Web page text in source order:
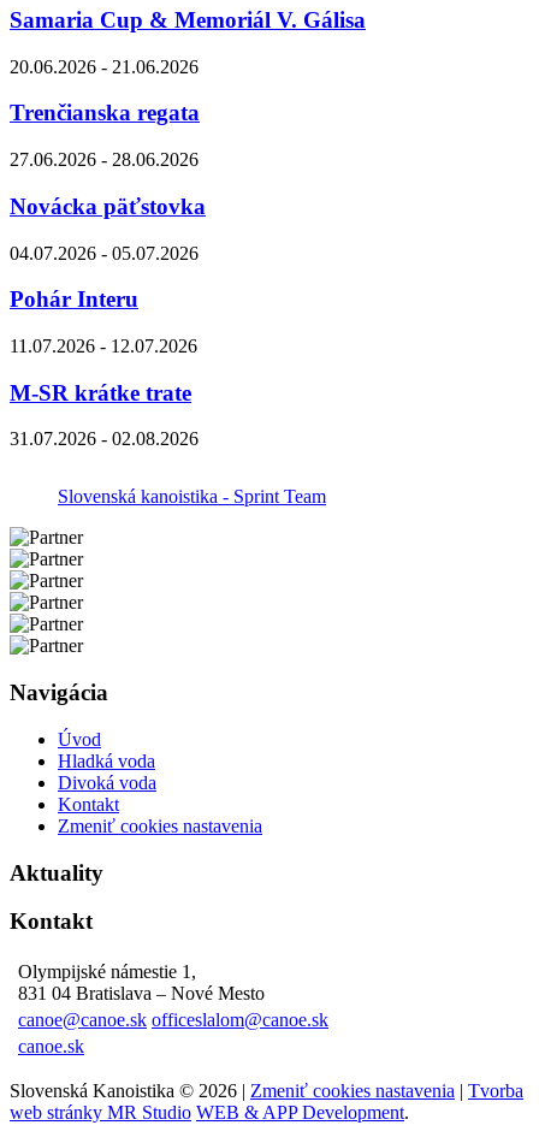
Samaria Cup & Memoriál V. Gálisa
20.06.2026 - 21.06.2026
Trenčianska regata
27.06.2026 - 28.06.2026
Novácka päťstovka
04.07.2026 - 05.07.2026
Pohár Interu
11.07.2026 - 12.07.2026
M-SR krátke trate
31.07.2026 - 02.08.2026
Slovenská kanoistika - Sprint Team
Navigácia
Úvod
Hladká voda
Divoká voda
Kontakt
Zmeniť cookies nastavenia
Aktuality
Kontakt
Olympijské námestie 1,
831 04 Bratislava – Nové Mesto
canoe@canoe.sk officeslalom@canoe.sk
canoe.sk
Slovenská Kanoistika © 2026 | Zmeniť cookies nastavenia | Tvorba
web stránky MR Studio WEB & APP Development.